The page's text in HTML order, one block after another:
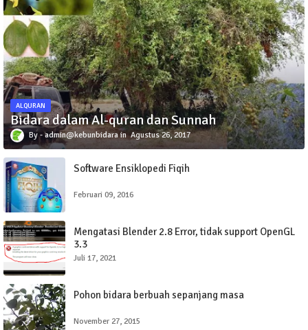
ALQURAN
Bidara dalam Al-quran dan Sunnah
admin@kebunbidara Agustus 26, 2017
Software Ensiklopedi Fiqih
Februari 09, 2016
Mengatasi Blender 2.8 Error, tidak support OpenGL
3.3
Juli 17, 2021
Pohon bidara berbuah sepanjang masa
November 27, 2015